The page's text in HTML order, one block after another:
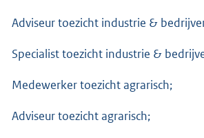
Adviseur toezicht industrie &
Specialist toezicht industrie &
Medewerker toezicht agrarisch;
Adviseur toezicht agrarisch;